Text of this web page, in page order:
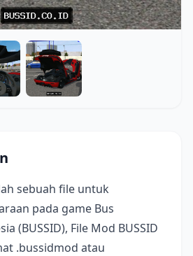
sebuah file untuk
pada game Bus
(BUSSID), File Mod BUSSID
.bussidmod atau